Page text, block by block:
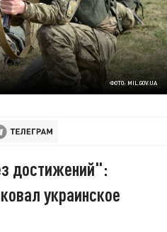
ФОТО: MIL.GOV.UA
достижений":
украинское